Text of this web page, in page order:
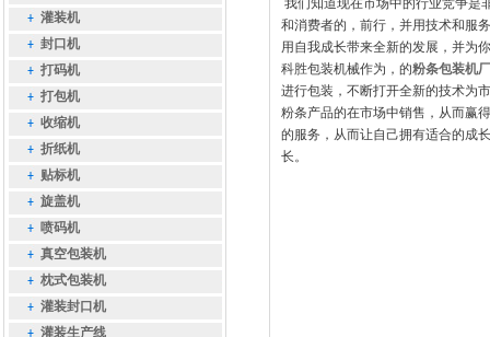
灌装机
封口机
打码机
打包机
收缩机
折纸机
贴标机
旋盖机
喷码机
真空包装机
枕式包装机
灌装封口机
灌装生产线
我们知道现在市场中的行业竞争是
和消费者的，前行，并用技术和服
用自我成长带来全新的发展，并为
科胜包装机械作为，的粉条包装机
进行包装，不断打开全新的技术为
粉条产品的在市场中销售，从而赢
的服务，从而让自己拥有适合的成
长。